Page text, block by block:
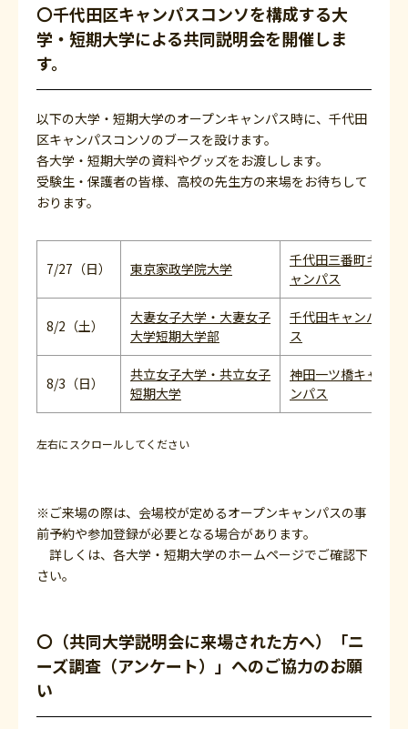
〇千代田区キャンパスコンソを構成する大
学・短期大学による共同説明会を開催しま
す。
以下の大学・短期大学のオープンキャンパス時に、千代田
区キャンパスコンソのブースを設けます。
各大学・短期大学の資料やグッズをお渡しします。
受験生・保護者の皆様、高校の先生方の来場をお待ちして
おります。
7/27（日） 東京家政学院大学
千代田三番町キ
ャンパス
8/2（土）
大妻女子大学・大妻女子
大学短期大学部
千代田キャンパ
ス
8/3（日）
共立女子大学・共立女子
短期大学
神田一ツ橋キャ
ンパス
左右にスクロールしてください
※ご来場の際は、会場校が定めるオープンキャンパスの事
前予約や参加登録が必要となる場合があります。
詳しくは、各大学・短期大学のホームページでご確認下
さい。
〇（共同大学説明会に来場された方へ）「ニ
ーズ調査（アンケート）」へのご協力のお願
い